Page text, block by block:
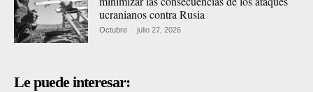
ucranianos contra Rusia
Octubre - julio 27, 2026
Le puede interesar: